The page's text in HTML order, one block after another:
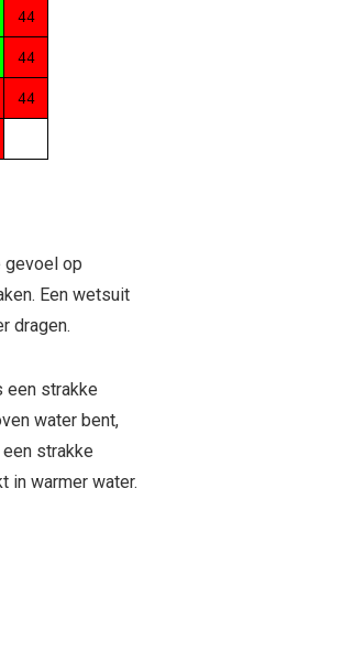
gevoel op
Een wetsuit
dragen.
een strakke
water bent,
strakke
in warmer water.